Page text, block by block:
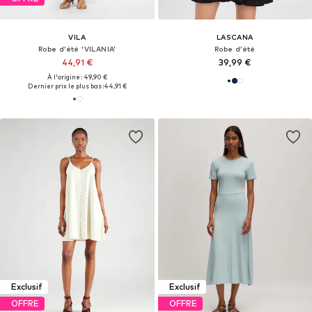
VILA
Robe d’été 'VILANIA'
44,91 €
À l'origine : 49,90 €
Dernier prix le plus bas :44,91 €
LASCANA
Robe d’été
39,99 €
Exclusif
OFFRE
Exclusif
OFFRE